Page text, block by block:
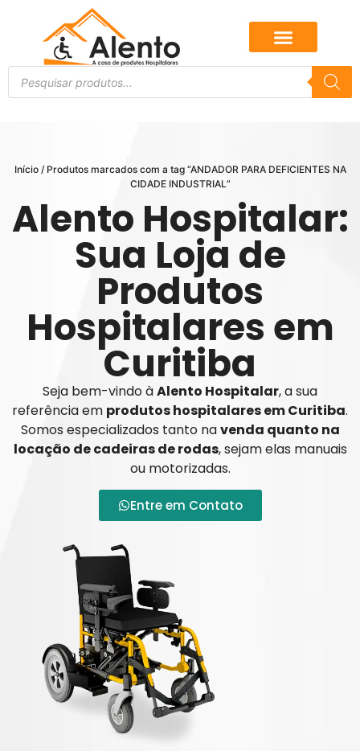
Início/ Produtos marcados com a tag “ANDADOR PARA DEFICIENTES NA
CIDADE INDUSTRIAL”
Alento Hospitalar:
Sua Loja de
Produtos
Hospitalares em
Curitiba
Seja bem-vindo àAlento Hospitalar, a sua
referência em produtos hospitalares em Curitiba.
Somos especializados tanto navenda quanto na
locação de cadeiras de rodas, sejam elas manuais
ou motorizadas.
Entre em Contato